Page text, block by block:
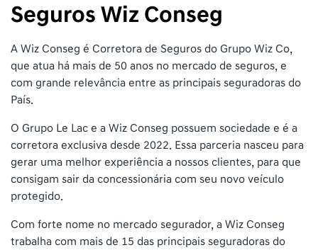
Seguros Wiz Conseg
A Wiz Conseg é Corretora de Seguros do Grupo Wiz Co,
que atua há mais de 50 anos no mercado de seguros, e
com grande relevância entre as principais seguradoras do
País.
O Grupo Le Lac e a Wiz Conseg possuem sociedade e é a
corretora exclusiva desde 2022. Essa parceria nasceu para
gerar uma melhor experiência a nossos clientes, para que
consigam sair da concessionária com seu novo veículo
protegido.
Com forte nome no mercado segurador, a Wiz Conseg
trabalha com mais de 15 das principais seguradoras do